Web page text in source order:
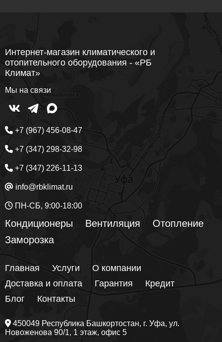
Интернет-магазин климатического и
отопительного оборудования - «РБ
Климат»
Мы на связи
+7 (967) 456-08-47
+7 (347) 298-32-98
+7 (347) 226-11-13
info@rbklimat.ru
ПН-СБ, 9:00-18:00
Кондиционеры Вентиляция
Отопление
Заморозка
Главная Услуги
О компании
Доставка и оплата
Гарантия
Кредит
Блог
Контакты
450049 Республика Башкортостан, г. Уфа, ул.
Новоженова 90/1, 1 этаж, офис 5